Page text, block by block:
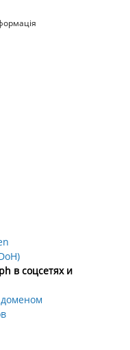
в соцсетях и